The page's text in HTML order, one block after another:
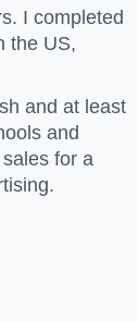
I completed
the US,
and at least
and
for a